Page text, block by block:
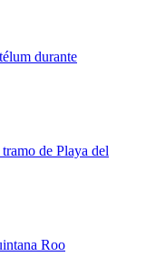
durante
de Playa del
Roo